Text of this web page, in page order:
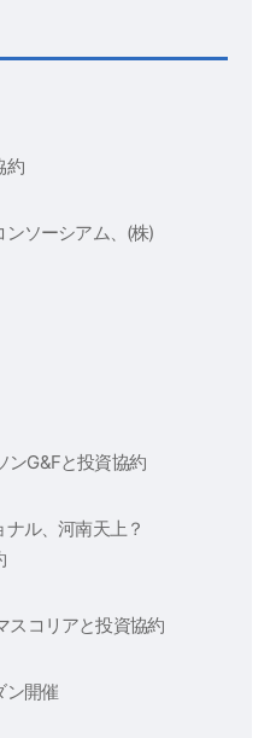
約
ソーシアム、(株)
ンG&Fと投資協約
ル、河南天上？
スコリアと投資協約
ン開催